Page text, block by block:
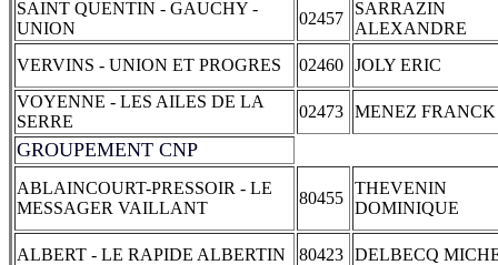
SAINT QUENTIN - GAUCHY -
UNION
02457
SARRAZIN
ALEXANDRE
VERVINS - UNION ET PROGRES
02460 JOLY ERIC
VOYENNE - LES AILES DE LA
SERRE
02473 MENEZ FRANCK
GROUPEMENT CNP
ABLAINCOURT-PRESSOIR - LE
MESSAGER VAILLANT
80455
THEVENIN
DOMINIQUE
ALBERT - LE RAPIDE ALBERTIN 80423 DELBECQ